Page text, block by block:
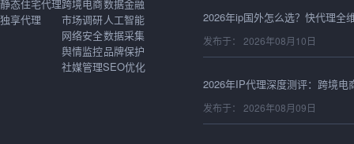
静态住宅代理
独享代理
跨境电商
市场调研
网络安全
舆情监控
社媒管理
数据金融
人工智能
数据采集
品牌保护
SEO优化
2026年ip国外怎么选？快代理全
发布于： 2026年08月10日
发布于： 2026年08月09日